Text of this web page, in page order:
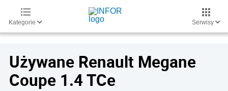
Kategorie Serwisy
Używane Renault Megane
Coupe 1.4 TCe